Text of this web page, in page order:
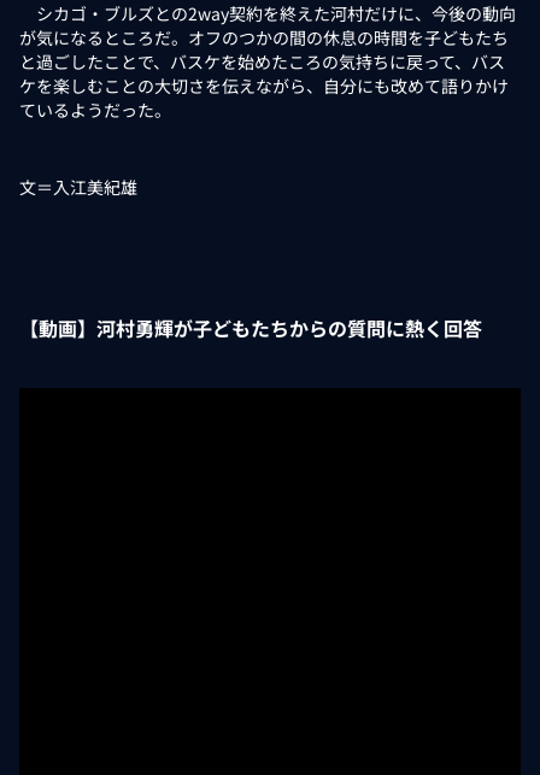
シカゴ・ブルズとの2way契約を終えた河村だけに、今後の動向
が気になるところだ。オフのつかの間の休息の時間を子どもたち
と過ごしたことで、バスケを始めたころの気持ちに戻って、バス
ケを楽しむことの大切さを伝えながら、自分にも改めて語りかけ
ているようだった。
文＝入江美紀雄
【動画】河村勇輝が子どもたちからの質問に熱く回答